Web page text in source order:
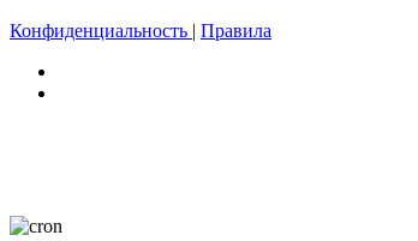
Конфиденциальность | Правила